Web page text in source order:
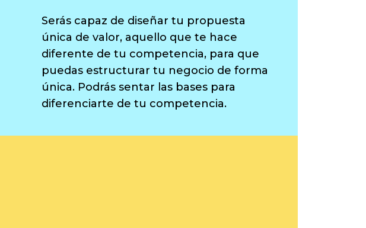
Serás capaz de diseñar tu propuesta
única de valor, aquello que te hace
diferente de tu competencia, para que
puedas estructurar tu negocio de forma
única. Podrás sentar las bases para
diferenciarte de tu competencia.